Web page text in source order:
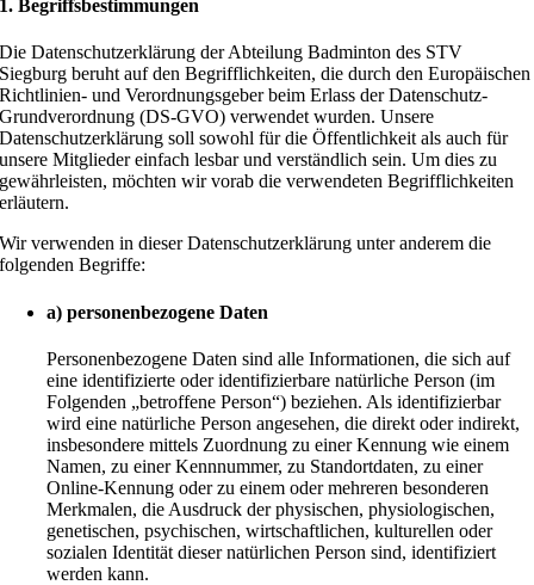
1. Begriffsbestimmungen
Die Datenschutzerklärung der Abteilung Badminton des STV
Siegburg beruht auf den Begrifflichkeiten, die durch den Europäischen
Richtlinien- und Verordnungsgeber beim Erlass der Datenschutz-
Grundverordnung (DS-GVO) verwendet wurden. Unsere
Datenschutzerklärung soll sowohl für die Öffentlichkeit als auch für
unsere Mitglieder einfach lesbar und verständlich sein. Um dies zu
gewährleisten, möchten wir vorab die verwendeten Begrifflichkeiten
erläutern.
Wir verwenden in dieser Datenschutzerklärung unter anderem die
folgenden Begriffe:
a) personenbezogene Daten
Personenbezogene Daten sind alle Informationen, die sich auf
eine identifizierte oder identifizierbare natürliche Person (im
Folgenden „betroffene Person“) beziehen. Als identifizierbar
wird eine natürliche Person angesehen, die direkt oder indirekt,
insbesondere mittels Zuordnung zu einer Kennung wie einem
Namen, zu einer Kennnummer, zu Standortdaten, zu einer
Online-Kennung oder zu einem oder mehreren besonderen
Merkmalen, die Ausdruck der physischen, physiologischen,
genetischen, psychischen, wirtschaftlichen, kulturellen oder
sozialen Identität dieser natürlichen Person sind, identifiziert
werden kann.